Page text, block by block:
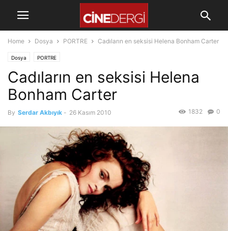
Home Dosya PORTRE Cadıların en seksisi Helena Bonham Carter
Dosya PORTRE
Cadıların en seksisi Helena
Bonham Carter
By Serdar Akbıyık - 26 Kasım 2010 0
1832